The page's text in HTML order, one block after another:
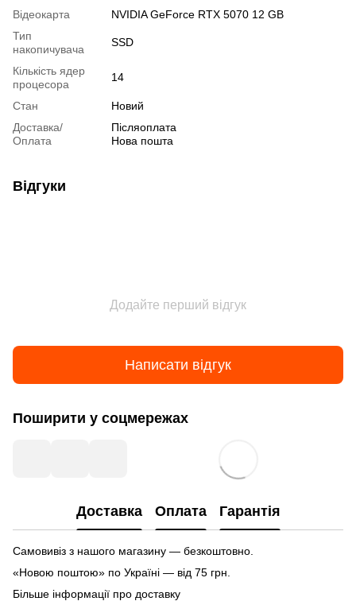
Відеокарта
NVIDIA GeForce RTX 5070 12 GB
Тип
накопичувача
SSD
Кількість ядер
процесора
14
Стан
Новий
Доставка/
Оплата
Післяоплата
Нова пошта
Відгуки
Додайте перший відгук
Написати відгук
Поширити у соцмережах
Доставка Оплата Гарантія
Самовивіз з нашого магазину — безкоштовно.
«Новою поштою» по Україні — від 75 грн.
Більше інформації про доставку